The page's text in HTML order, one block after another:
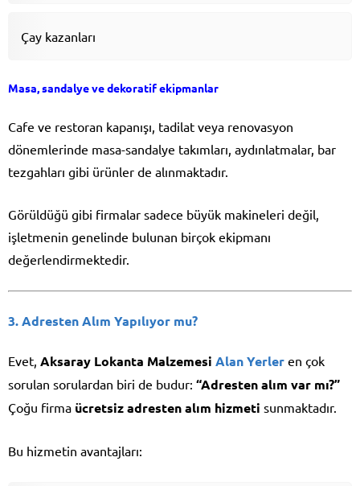
Çay kazanları
Masa, sandalye ve dekoratif ekipmanlar
Cafe ve restoran kapanışı, tadilat veya renovasyon
dönemlerinde masa-sandalye takımları, aydınlatmalar, bar
tezgahları gibi ürünler de alınmaktadır.
Görüldüğü gibi firmalar sadece büyük makineleri değil,
işletmenin genelinde bulunan birçok ekipmanı
değerlendirmektedir.
3. Adresten Alım Yapılıyor mu?
Evet, Aksaray Lokanta Malzemesi Alan Yerler en çok
sorulan sorulardan biri de budur: “Adresten alım var mı?”
Çoğu firma ücretsiz adresten alım hizmeti sunmaktadır.
Bu hizmetin avantajları: